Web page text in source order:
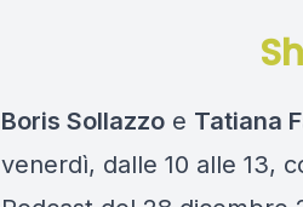
Boris Sollazzo e Tatiana
venerdì, dalle 10 alle 13,